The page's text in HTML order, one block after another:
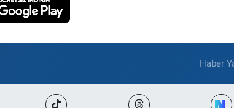
Haber